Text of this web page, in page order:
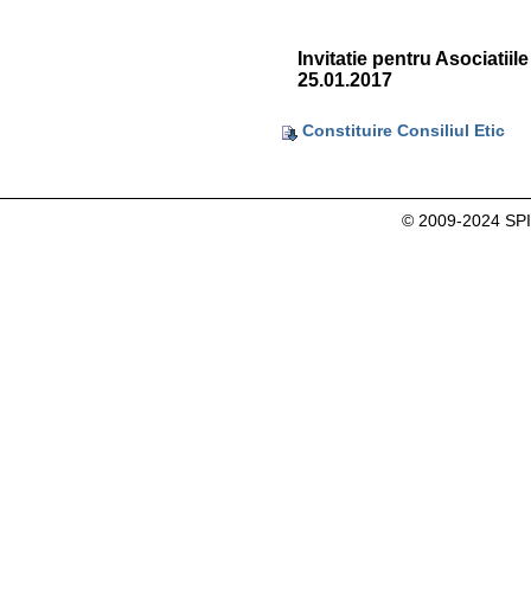
Invitatie pentru
25.01.2017
Constituire Consiliul Etic
© 2009-2024